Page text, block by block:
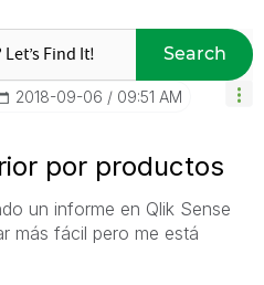
Search
‎2018-09-06 09:51 AM
por productos
un informe en Qlik Sense
más fácil pero me está